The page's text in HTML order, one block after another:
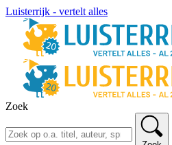
Luisterrijk - vertelt alles
Zoek